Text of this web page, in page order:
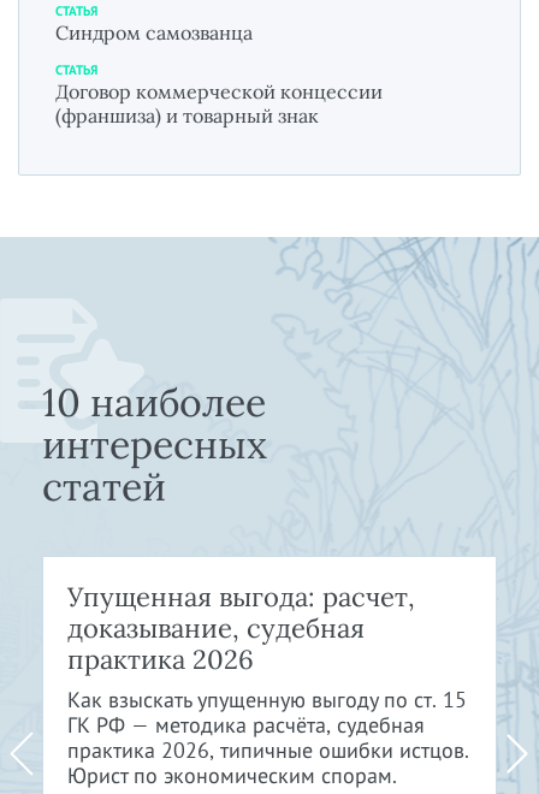
СТАТЬЯ
Синдром самозванца
СТАТЬЯ
Договор коммерческой концессии
(франшиза) и товарный знак
10 наиболее
интересных
статей
Упущенная выгода: расчет,
доказывание, судебная
практика 2026
Как взыскать упущенную выгоду по ст. 15
ГК РФ — методика расчёта, судебная
практика 2026, типичные ошибки истцов.
Юрист по экономическим спорам.